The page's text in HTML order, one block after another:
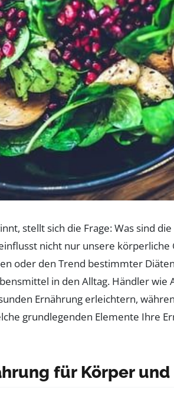
stellt sich die Frage: Was sind
nicht nur unsere
oder den Trend bestimmter
in den Alltag. Händler
Ernährung erleichtern,
grundlegenden Elemente Ihre
für Körper und